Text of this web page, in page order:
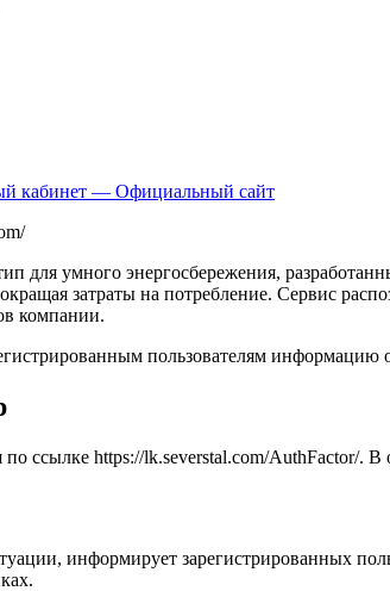
кабинет — Официальный сайт
для умного энергосбережения,
затраты на потребление. Сервис
компании.
пользователям информацию
ссылке https://lk.severstal.com/AuthFactor/.
информирует зарегистрированных